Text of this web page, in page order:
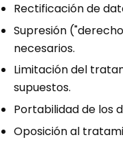
Rectificación de
Supresión
necesarios.
Limitación del
supuestos.
Portabilidad de los
Oposición al